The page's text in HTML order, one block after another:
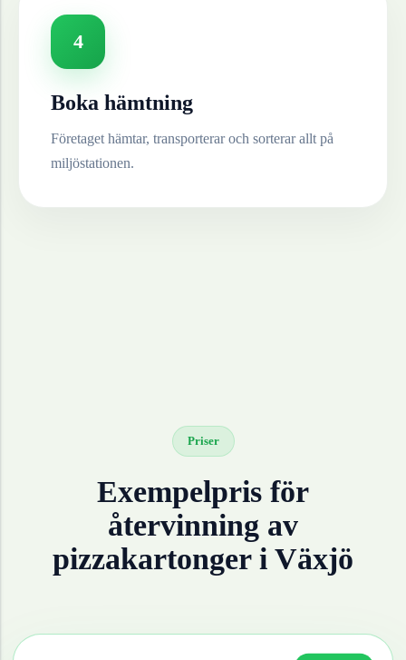
4
Boka hämtning
Företaget hämtar, transporterar och sorterar allt på
miljöstationen.
Priser
Exempelpris för
återvinning av
pizzakartongeri Växjö